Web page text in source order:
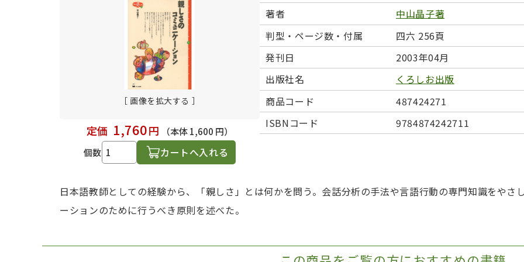
日本語学習関連副読本
［ 画像を拡大する ］
定価 1,760円
（本体 1,600 円）
個数
カートへ入れる
著者
中山晶子著
判型・ページ数・付属
四六 256頁
発刊日
2003年04月
出版社名
くろしお出版
商品コード
487424271
ISBNコード
9784874242711
日本語教師としての経験から、「親しさ」とは何かを問う。会話分析の手法や言語行動の専門知識をや
ーションのために行うべき原則を述べた。